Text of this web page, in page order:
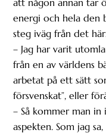
energi och hela den
steg iväg från det
– Jag har varit
från en av världens
arbetat på ett sätt
försvenskat”, eller
– Så kommer man in
aspekten. Som jag